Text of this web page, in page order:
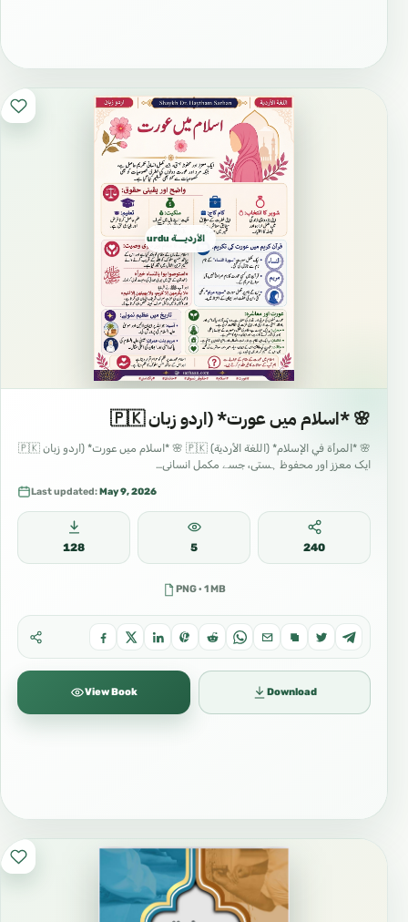
الأرديـــة urdu اُردُو
🌸 *اسلام میں عورت* (اردو زبان 🇵🇰
🌸 *المرأة في الإسلام* (اللغة الأردية) 🇵🇰 🌸 *اسلام میں عورت* (اردو زبان 🇵🇰
ایک معزز اور محفوظ ہستی، جسے مکمل انسانی…
Last updated:May 9, 2026
128 5 240
PNG · 1 MB
View Book Download